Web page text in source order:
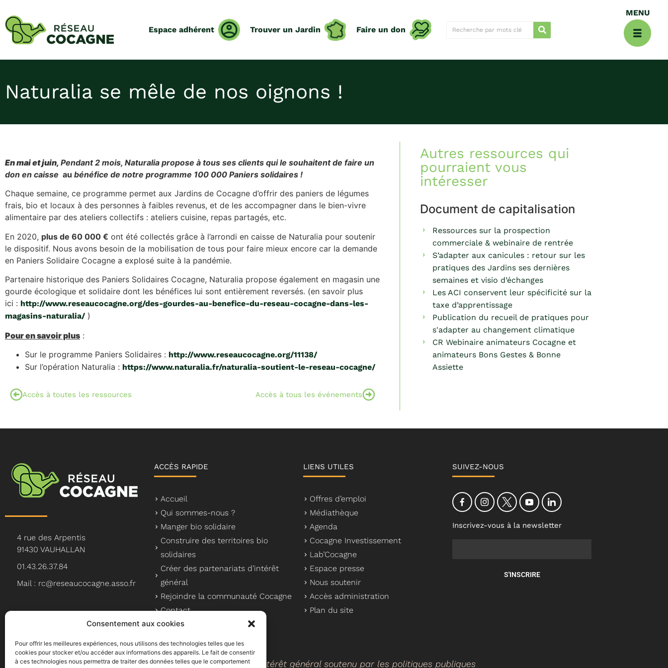
Consentement aux cookies
Pour offrir les meilleures expériences, nous utilisons des technologies telles que les
cookies pour stocker et/ou accéder aux informations des appareils. Le fait de consentir
à ces technologies nous permettra de traiter des données telles que le comportement
Espace adhérent Trouver un Jardin Faire un don
Naturalia se mêle de nos oignons !
En mai et juin, Pendant 2 mois, Naturalia propose à tous ses clients qui le souhaitent de faire un
don en caisse au bénéfice de notre programme 100 000 Paniers solidaires !
Chaque semaine, ce programme permet aux Jardins de Cocagne d’offrir des paniers de légumes
frais, bio et locaux à des personnes à faibles revenus, et de les accompagner dans le bien-vivre
alimentaire par des ateliers collectifs : ateliers cuisine, repas partagés, etc.
En 2020, plus de 60 000 € ont été collectés grâce à l’arrondi en caisse de Naturalia pour soutenir
le dispositif. Nous avons besoin de la mobilisation de tous pour faire mieux encore car la demande
en Paniers Solidaire Cocagne a explosé suite à la pandémie.
Partenaire historique des Paniers Solidaires Cocagne, Naturalia propose également en magasin une
gourde écologique et solidaire dont les bénéfices lui sont entièrement reversés. (en savoir plus
ici : http://www.reseaucocagne.org/des-gourdes-au-benefice-du-reseau-cocagne-dans-les-
magasins-naturalia/ )
Pour en savoir plus :
Sur le programme Paniers Solidaires : http://www.reseaucocagne.org/11138/
Sur l’opération Naturalia : https://www.naturalia.fr/naturalia-soutient-le-reseau-cocagne/
Accès à toutes les ressources Accès à tous les événements
Autres ressources qui
pourraient vous
intéresser
Document de capitalisation
Ressources sur la prospection
commerciale & webinaire de rentrée
S’adapter aux canicules : retour sur les
pratiques des Jardins ses dernières
semaines et visio d’échanges
Les ACI conservent leur spécificité sur la
taxe d’apprentissage
Publication du recueil de pratiques pour
s'adapter au changement climatique
CR Webinaire animateurs Cocagne et
animateurs Bons Gestes & Bonne
Assiette
4 rue des Arpentis
91430 VAUHALLAN
01.43.26.37.84
Mail : rc@reseaucocagne.asso.fr
ACCÈS RAPIDE
Accueil
Qui sommes-nous ?
Manger bio solidaire
Construire des territoires bio
solidaires
Créer des partenariats d’intérêt
général
Rejoindre la communauté Cocagne
Contact
LIENS UTILES
Offres d’emploi
Médiathèque
Agenda
Cocagne Investissement
Lab’Cocagne
Espace presse
Nous soutenir
Accès administration
Plan du site
SUIVEZ-NOUS
Inscrivez-vous à la newsletter
S'INSCRIRE
Le Réseau Cocagne, un acteur d’intérêt général soutenu par les politiques publiques